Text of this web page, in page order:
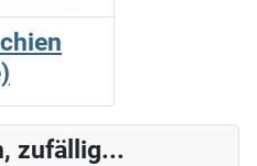
zufällig...